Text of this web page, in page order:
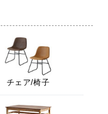
チェア/椅子